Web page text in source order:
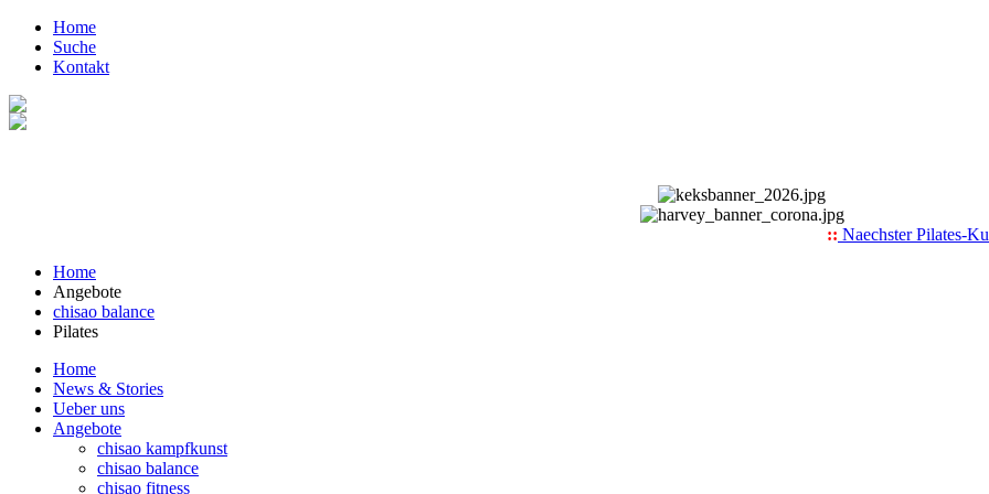
Home
Suche
Kontakt
Naechster Pilates-Kurs
Home
Angebote
chisao balance
Pilates
Home
News & Stories
Ueber uns
Angebote
chisao kampfkunst
chisao balance
chisao fitness